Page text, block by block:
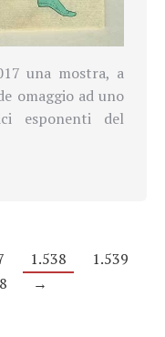
una mostra, a
omaggio ad uno
esponenti del
1.538
1.539
→